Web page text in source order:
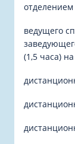
ведущего
(1,5 часа)